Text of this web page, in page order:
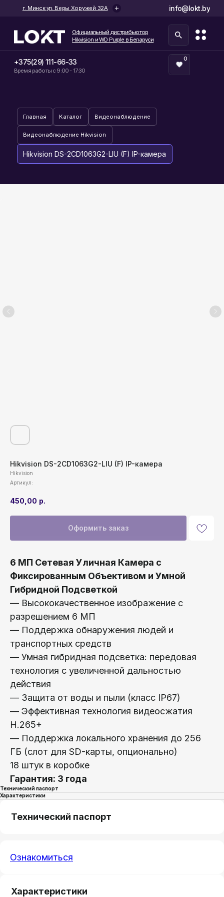
Hikvision DS-2CD1063G2-LIU (F) IP-камера
+375(29) 111-66-33
г. Минск ул. Веры Хоружей 32А
0
Время работы с 9:00 - 17:30
Hikvision DS-2CD1063G2-LIU (F) IP-камера
Hikvision
Артикул:
450,00 р.
Оформить заказ
6 МП Сетевая Уличная Камера с
Фиксированным Объективом и Умной
Гибридной Подсветкой
— Высококачественное изображение с
разрешением 6 МП
— Поддержка обнаружения людей и
транспортных средств
— Умная гибридная подсветка: передовая
технология с увеличенной дальностью
действия
— Защита от воды и пыли (класс IP67)
— Эффективная технология видеосжатия
H.265+
— Поддержка локального хранения до 256
ГБ (слот для SD-карты, опционально)
18 штук в коробке
Гарантия: 3 года
Технический паспорт
Характеристики
Технический паспорт
Ознакомиться
Характеристики